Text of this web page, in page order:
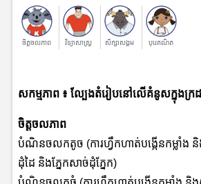
ចិត្តចលភាព វិទ្យាសាស្រ្ត សិក្សាសង្គម បុរេគណិត
សកម្មភាព ៖ ល្បែងតំរៀបនៅលើគំនូសក្នុងក្រ
ចិត្តចលភាព
បំណិនចលកតូច (ការហ្វឹកហាត់បង្កើនកម្លាំ
ដុំដៃ និងភ្នែកសាច់ដុំភ្នែក)